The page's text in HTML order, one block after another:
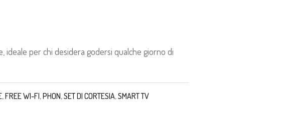
ideale per chi desidera godersi qualche giorno di
,FREE WI-FI,PHON,SET DI CORTESIA,SMART TV